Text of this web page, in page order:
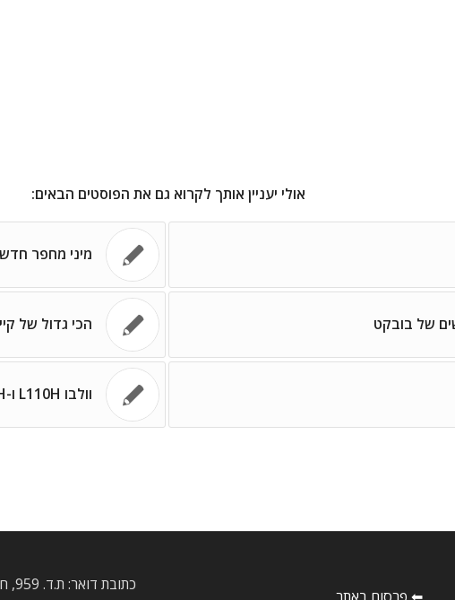
אולי יעניין אותך לקרוא גם את הפוסטים הבאים:
מיני מחפר
הכי גדול של
וולבו L110H ו-L120H חדשים